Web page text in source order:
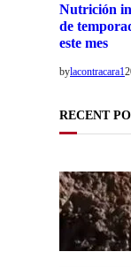
Nutrición
de
este mes
bylacontracara1
RECENT